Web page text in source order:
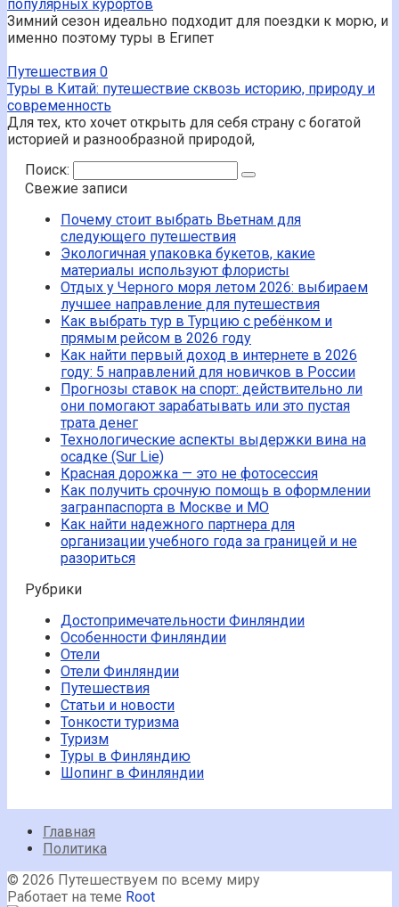
популярных курортов
Зимний сезон идеально подходит для поездки к морю, и
именно поэтому туры в Египет
Путешествия 0
Туры в Китай: путешествие сквозь историю, природу и
современность
Для тех, кто хочет открыть для себя страну с богатой
историей и разнообразной природой,
Поиск:
Свежие записи
Почему стоит выбрать Вьетнам для
следующего путешествия
Экологичная упаковка букетов, какие
материалы используют флористы
Отдых у Черного моря летом 2026: выбираем
лучшее направление для путешествия
Как выбрать тур в Турцию с ребёнком и
прямым рейсом в 2026 году
Как найти первый доход в интернете в 2026
году: 5 направлений для новичков в России
Прогнозы ставок на спорт: действительно ли
они помогают зарабатывать или это пустая
трата денег
Технологические аспекты выдержки вина на
осадке (Sur Lie)
Красная дорожка — это не фотосессия
Как получить срочную помощь в оформлении
загранпаспорта в Москве и МО
Как найти надежного партнера для
организации учебного года за границей и не
разориться
Рубрики
Достопримечательности Финляндии
Особенности Финляндии
Отели
Отели Финляндии
Путешествия
Статьи и новости
Тонкости туризма
Туризм
Туры в Финляндию
Шопинг в Финляндии
Главная
Политика
© 2026 Путешествуем по всему миру
Работает на теме Root